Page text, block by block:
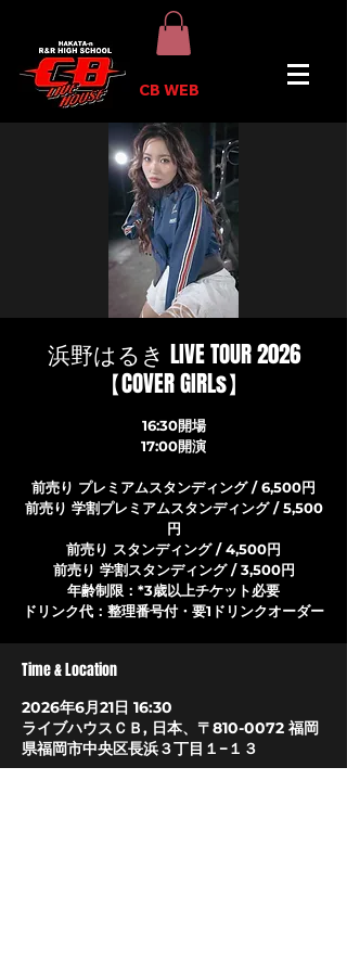
CB WEB
浜野はるき LIVE TOUR 2026
【COVER GIRLs】
16:30開場
17:00開演
前売り プレミアムスタンディング / 6,500円
前売り 学割プレミアムスタンディング / 5,500
円
前売り スタンディング / 4,500円
前売り 学割スタンディング / 3,500円
年齢制限：*3歳以上チケット必要
ドリンク代：整理番号付・要1ドリンクオーダー
Time & Location
2026年6月21日 16:30
ライブハウスＣＢ, 日本、〒810-0072 福岡
県福岡市中央区長浜３丁目１−１３